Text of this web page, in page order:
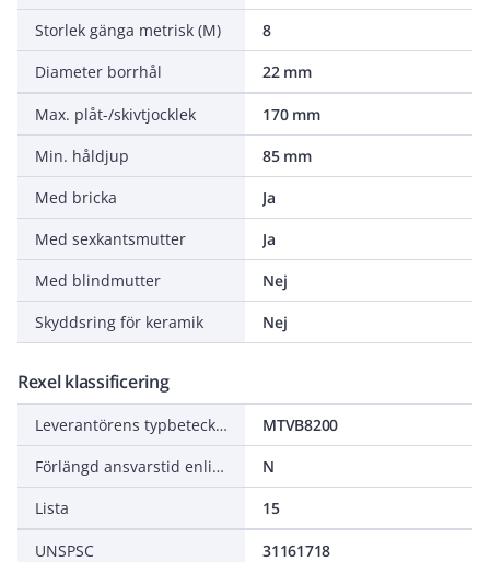
Storlek gänga metrisk (M)
8
Diameter borrhål
22 mm
Max. plåt-/skivtjocklek
170 mm
Min. håldjup
85 mm
Med bricka
Ja
Med sexkantsmutter
Ja
Med blindmutter
Nej
Skyddsring för keramik
Nej
Rexel klassificering
Leverantörens typbeteckning
MTVB8200
Förlängd ansvarstid enligt ALEM-09
N
Lista
15
UNSPSC
31161718